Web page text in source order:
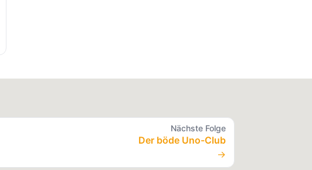
Nächste Folge
Der böde Uno-Club
→